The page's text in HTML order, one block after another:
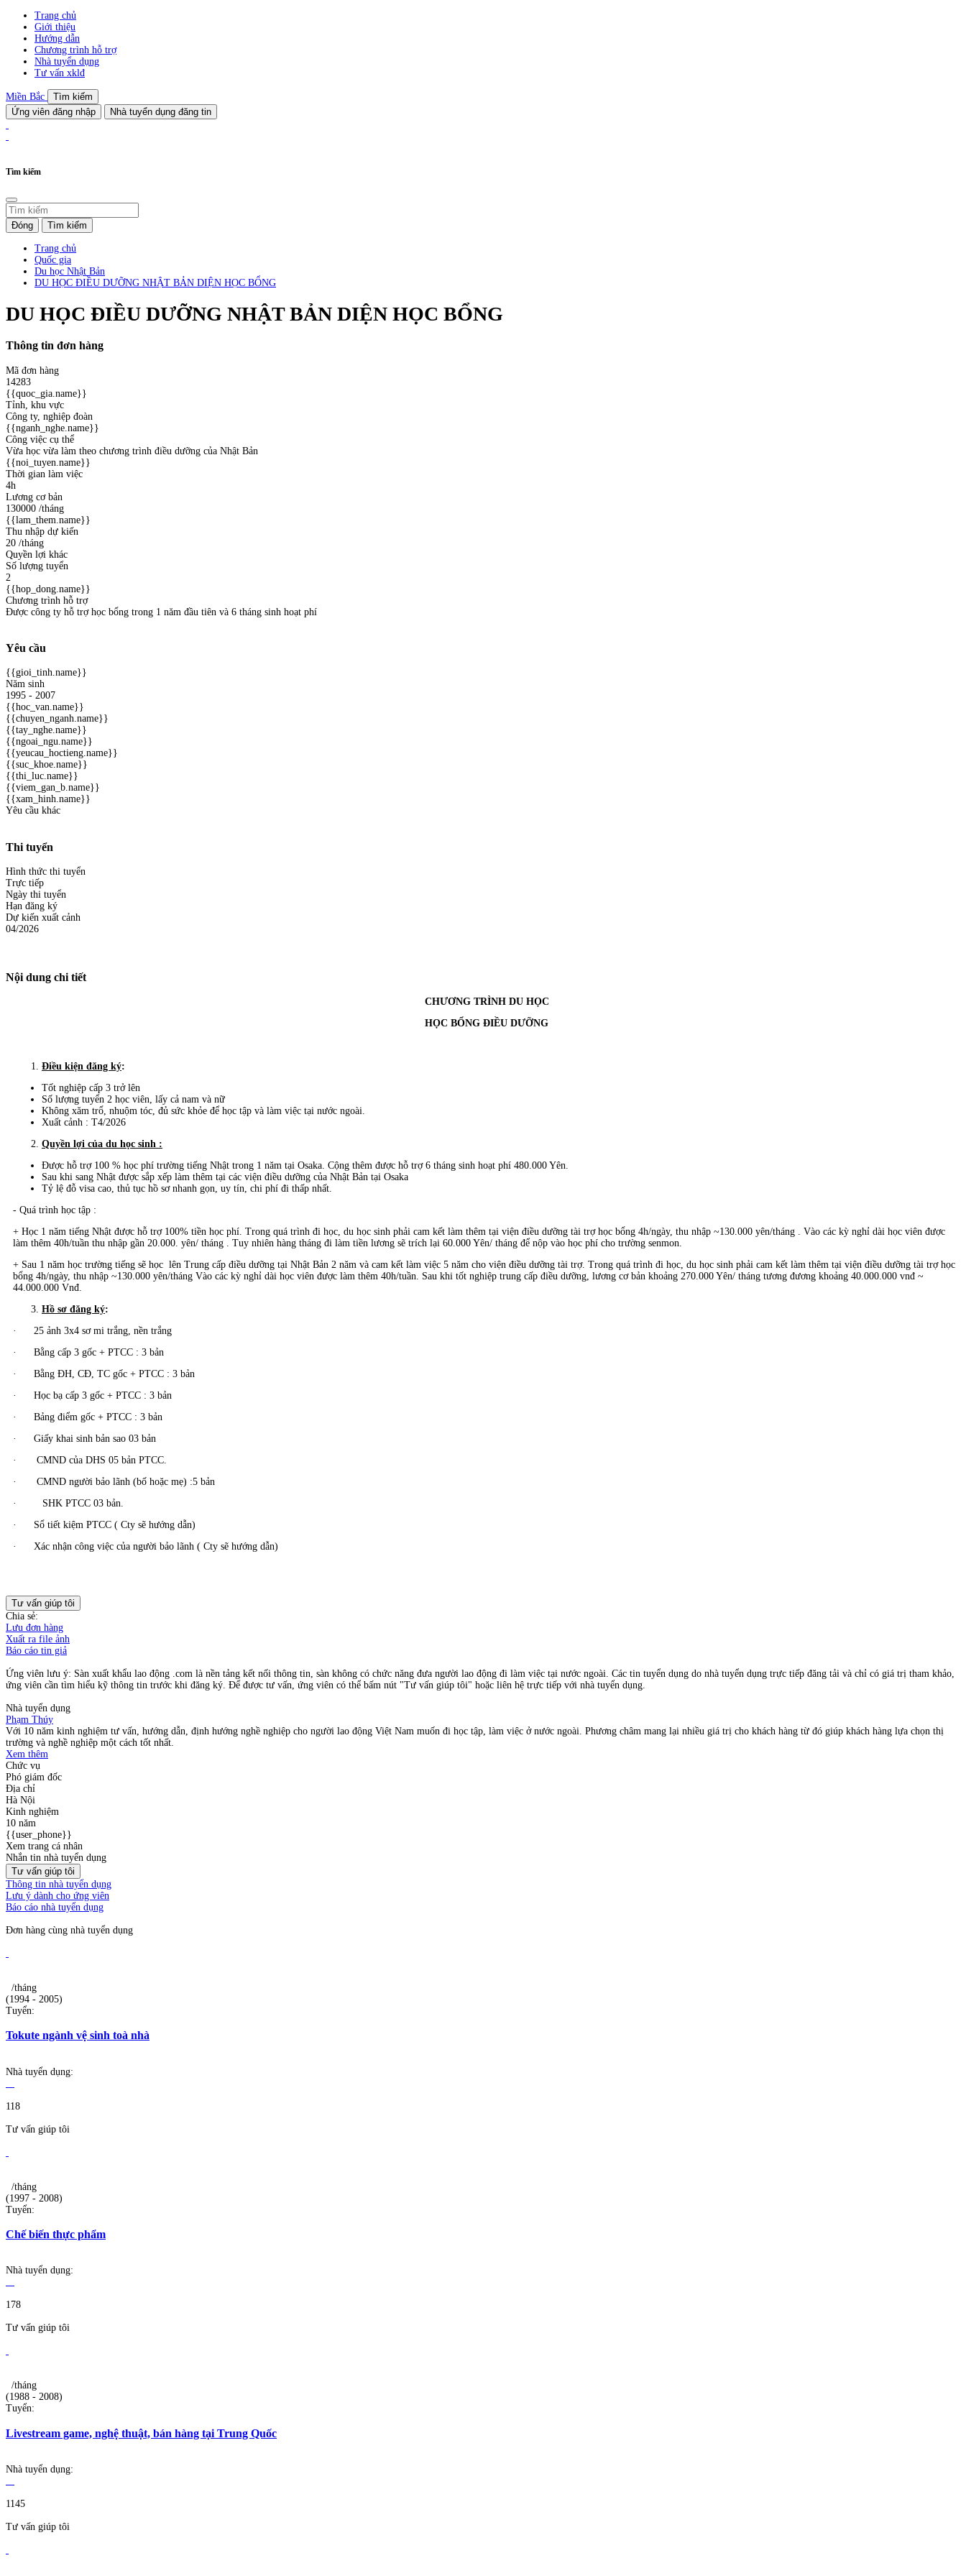
Trang chủ
Giới thiệu
Hướng dẫn
Chương trình hỗ trợ
Nhà tuyển dụng
Tư vấn xklđ
Miền Bắc
Tìm kiếm
Ứng viên đăng nhập
Nhà tuyển dụng đăng tin
Tìm kiếm
Đóng Tìm kiếm
Trang chủ
Quốc gia
Du học Nhật Bản
DU HỌC ĐIỀU DƯỠNG NHẬT BẢN DIỆN HỌC BỔNG
DU HỌC ĐIỀU DƯỠNG NHẬT BẢN DIỆN HỌC BỔNG
Thông tin đơn hàng
Mã đơn hàng
14283
{{quoc_gia.name}}
Tỉnh, khu vực
Công ty, nghiệp đoàn
{{nganh_nghe.name}}
Công việc cụ thể
Vừa học vừa làm theo chương trình điều dưỡng của Nhật Bản
{{noi_tuyen.name}}
Thời gian làm việc
4h
Lương cơ bản
130000 /tháng
{{lam_them.name}}
Thu nhập dự kiến
20 /tháng
Quyền lợi khác
Số lượng tuyển
2
{{hop_dong.name}}
Chương trình hỗ trợ
Được công ty hỗ trợ học bổng trong 1 năm đầu tiên và 6 tháng sinh hoạt phí
Yêu cầu
{{gioi_tinh.name}}
Năm sinh
1995 - 2007
{{hoc_van.name}}
{{chuyen_nganh.name}}
{{tay_nghe.name}}
{{ngoai_ngu.name}}
{{yeucau_hoctieng.name}}
{{suc_khoe.name}}
{{thi_luc.name}}
{{viem_gan_b.name}}
{{xam_hinh.name}}
Yêu cầu khác
Thi tuyển
Hình thức thi tuyển
Trực tiếp
Ngày thi tuyển
Hạn đăng ký
Dự kiến xuất cảnh
04/2026
Nội dung chi tiết
CHƯƠNG TRÌNH DU HỌC
HỌC BỔNG ĐIỀU DƯỠNG
Điều kiện đăng ký:
Tốt nghiệp cấp 3 trở lên
Số lượng tuyển 2 học viên, lấy cả nam và nữ
Không xăm trổ, nhuộm tóc, đủ sức khỏe để học tập và làm việc tại nước ngoài.
Xuất cảnh : T4/2026
Quyền lợi của du học sinh :
Được hỗ trợ 100 % học phí trường tiếng Nhật trong 1 năm tại Osaka. Cộng thêm được hỗ trợ 6 tháng sinh hoạt phí 480.000 Yên.
Sau khi sang Nhật được sắp xếp làm thêm tại các viện điều dưỡng của Nhật Bản tại Osaka
Tỷ lệ đỗ visa cao, thủ tục hồ sơ nhanh gọn, uy tín, chi phí đi thấp nhất.
- Quá trình học tập :
+ Học 1 năm tiếng Nhật được hỗ trợ 100% tiền học phí. Trong quá trình đi học, du học sinh phải cam kết làm thêm tại viện điều dưỡng tài trợ học bổng 4h/ngày, thu nhập ~130.000 yên/tháng . Vào các kỳ nghỉ dài học viên được
làm thêm 40h/tuần thu nhập gần 20.000. yên/ tháng . Tuy nhiên hàng tháng đi làm tiền lương sẽ trích lại 60.000 Yên/ tháng để nộp vào học phí cho trường senmon.
+ Sau 1 năm học trường tiếng sẽ học lên Trung cấp điều dưỡng tại Nhật Bản 2 năm và cam kết làm việc 5 năm cho viện điều dưỡng tài trợ. Trong quá trình đi học, du học sinh phải cam kết làm thêm tại viện điều dưỡng tài trợ học
bổng 4h/ngày, thu nhập ~130.000 yên/tháng Vào các kỳ nghỉ dài học viên được làm thêm 40h/tuần. Sau khi tốt nghiệp trung cấp điều dưỡng, lương cơ bản khoảng 270.000 Yên/ tháng tương đương khoảng 40.000.000 vnđ ~
44.000.000 Vnđ.
Hồ sơ đăng ký:
· 25 ảnh 3x4 sơ mi trắng, nền trắng
· Bằng cấp 3 gốc + PTCC : 3 bản
· Bằng ĐH, CĐ, TC gốc + PTCC : 3 bản
· Học bạ cấp 3 gốc + PTCC : 3 bản
· Bảng điểm gốc + PTCC : 3 bản
· Giấy khai sinh bản sao 03 bản
· CMND của DHS 05 bản PTCC.
· CMND người bảo lãnh (bố hoặc mẹ) :5 bản
· SHK PTCC 03 bản.
· Sổ tiết kiệm PTCC ( Cty sẽ hướng dẫn)
· Xác nhận công việc của người bảo lãnh ( Cty sẽ hướng dẫn)
Tư vấn giúp tôi
Chia sẻ:
Lưu đơn hàng
Xuất ra file ảnh
Báo cáo tin giả
Ứng viên lưu ý: Sàn xuất khẩu lao động .com là nền tảng kết nối thông tin, sàn không có chức năng đưa người lao động đi làm việc tại nước ngoài. Các tin tuyển dụng do nhà tuyển dụng trực tiếp đăng tải và chỉ có giá trị tham khảo,
ứng viên cần tìm hiểu kỹ thông tin trước khi đăng ký. Để được tư vấn, ứng viên có thể bấm nút "Tư vấn giúp tôi" hoặc liên hệ trực tiếp với nhà tuyển dụng.
Nhà tuyển dụng
Phạm Thúy
Với 10 năm kinh nghiệm tư vấn, hướng dẫn, định hướng nghề nghiệp cho người lao động Việt Nam muốn đi học tập, làm việc ở nước ngoài. Phương châm mang lại nhiều giá trị cho khách hàng từ đó giúp khách hàng lựa chọn thị
trường và nghề nghiệp một cách tốt nhất.
Xem thêm
Chức vụ
Phó giám đốc
Địa chỉ
Hà Nội
Kinh nghiệm
10 năm
{{user_phone}}
Xem trang cá nhân
Nhắn tin nhà tuyển dụng
Tư vấn giúp tôi
Thông tin nhà tuyển dụng
Lưu ý dành cho ứng viên
Báo cáo nhà tuyển dụng
Đơn hàng cùng nhà tuyển dụng
/tháng
(1994 - 2005)
Tuyển:
Tokute ngành vệ sinh toà nhà
Nhà tuyển dụng:
118
Tư vấn giúp tôi
/tháng
(1997 - 2008)
Tuyển:
Chế biến thực phẩm
Nhà tuyển dụng:
178
Tư vấn giúp tôi
/tháng
(1988 - 2008)
Tuyển:
Livestream game, nghệ thuật, bán hàng tại Trung Quốc
Nhà tuyển dụng:
1145
Tư vấn giúp tôi